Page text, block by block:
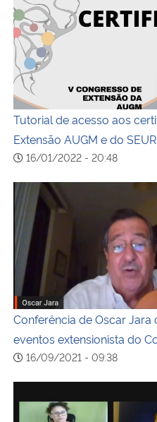
Tutorial de acesso aos
Extensão AUGM e do
16/01/2022 - 20:48
Conferência de Oscar
Conferência de Oscar
eventos extensionista do
16/09/2021 - 09:38